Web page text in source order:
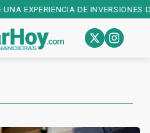
EXPERIENCIA DE INVERSIONES DE